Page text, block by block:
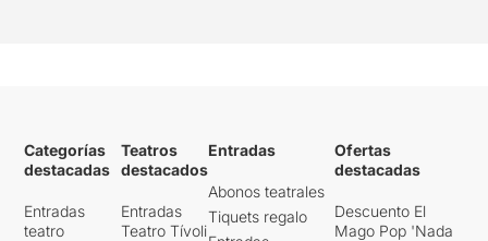
Categorías
destacadas
Entradas
teatro
Teatros
destacados
Entradas
Teatro Tívoli
Entradas
Abonos teatrales
Tiquets regalo
Ofertas
destacadas
Descuento El
Mago Pop 'Nada